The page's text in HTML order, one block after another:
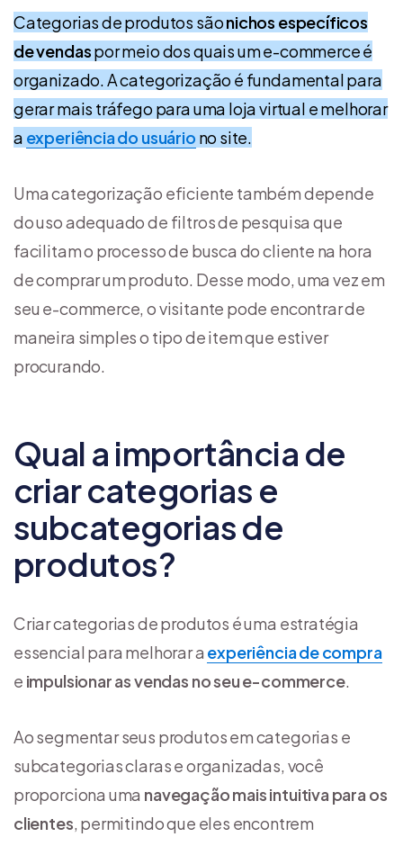
Categorias de produtos sãonichos específicos
de vendaspor meio dos quais um e-commerce é
organizado. A categorização é fundamental para
gerar mais tráfego para uma loja virtual e melhorar
a experiência do usuário no site.
Uma categorização eficiente também depende
do uso adequado de filtros de pesquisa que
facilitam o processo de busca do cliente na hora
de comprar um produto. Desse modo, uma vez em
seu e-commerce, o visitante pode encontrar de
maneira simples o tipo de item que estiver
procurando.
Qual a importância de
criar categorias e
subcategorias de
produtos?
Criar categorias de produtos é uma estratégia
essencial para melhorar a experiência de compra
e impulsionar as vendas no seu e-commerce.
Ao segmentar seus produtos em categorias e
subcategorias claras e organizadas, você
proporciona uma navegação mais intuitiva para os
clientes, permitindo que eles encontrem